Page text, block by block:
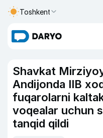
Toshkent
Shavkat
Andijonda IIB
fuqarolarni
voqealar uchun
tanqid qildi